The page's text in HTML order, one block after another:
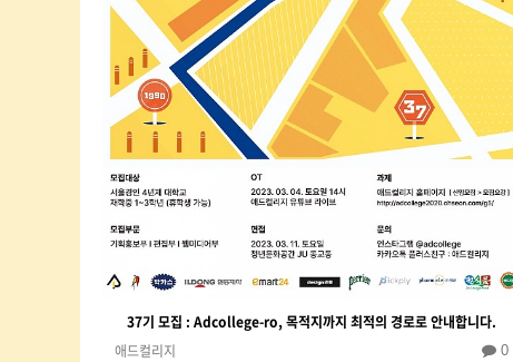
37기 모집 : Adcollege-ro, 목적지까지 최적의 경로로 안내합니다.
애드컬리지
0